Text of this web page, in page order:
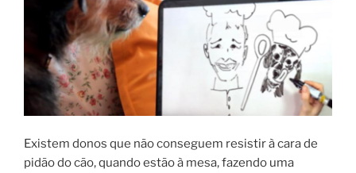
Existem donos que não conseguem resistir à cara de
pidão do cão, quando estão à mesa, fazendo uma